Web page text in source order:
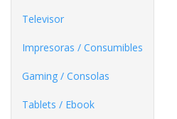
Televisor
Impresoras / Consumibles
Gaming / Consolas
Tablets / Ebook